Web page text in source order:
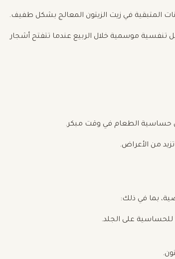
المتبقية في زيت الزيتون المعالج بشكل طفيف.
موسمية خلال الربيع عندما تتفتح أشجار
حساسية الطعام في وقت مبكر.
من الأعراض.
بما في ذلك:
على الجلد.